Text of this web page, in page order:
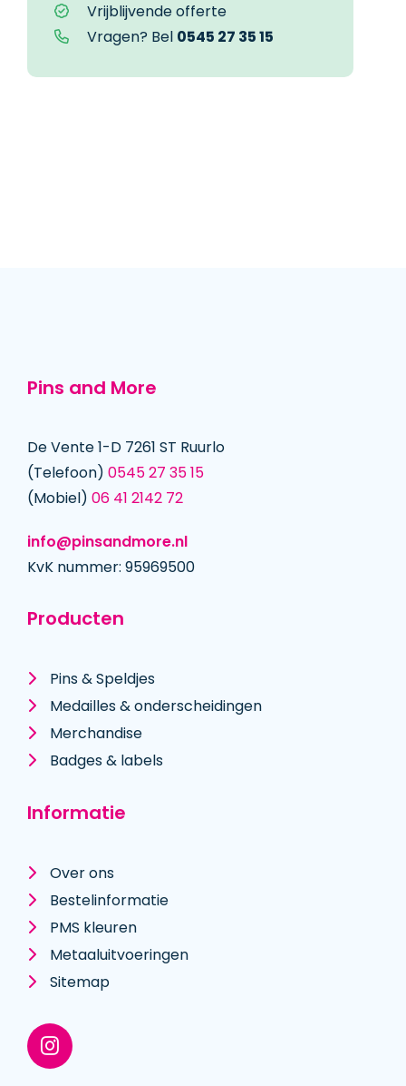
Vrijblijvende offerte
Vragen? Bel 0545 27 35 15
Pins and More
De Vente 1-D 7261 ST Ruurlo
(Telefoon) 0545 27 35 15
(Mobiel) 06 41 2142 72
info@pinsandmore.nl
KvK nummer: 95969500
Producten
Pins & Speldjes
Medailles & onderscheidingen
Merchandise
Badges & labels
Informatie
Over ons
Bestelinformatie
PMS kleuren
Metaal­uitvoeringen
Sitemap